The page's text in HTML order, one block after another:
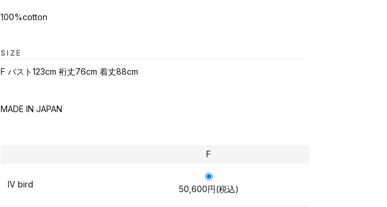
100%cotton
SIZE
F バスト123cm 裄丈76cm 着丈88cm
MADE IN JAPAN
F
IV bird 50,600円(税込)